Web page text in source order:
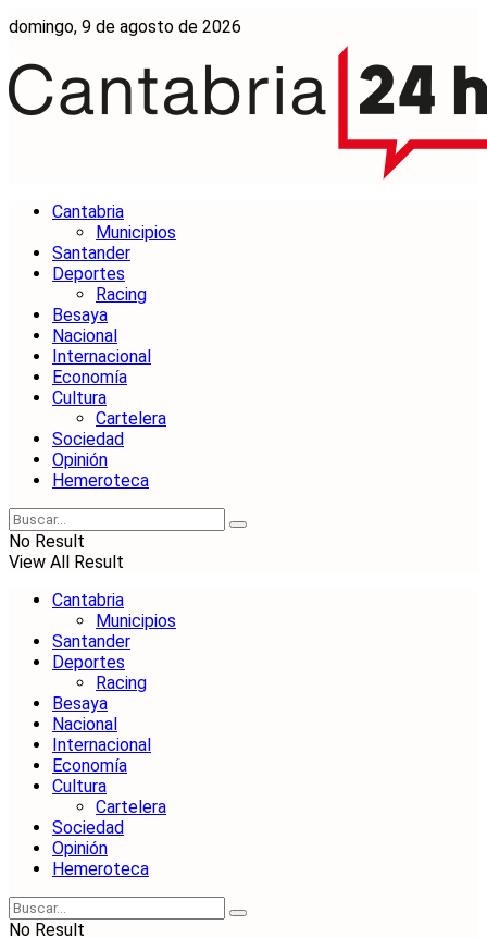
domingo, 9 de agosto de 2026
Cantabria
Municipios
Santander
Deportes
Racing
Besaya
Nacional
Internacional
Economía
Cultura
Cartelera
Sociedad
Opinión
Hemeroteca
No Result
View All Result
Cantabria
Municipios
Santander
Deportes
Racing
Besaya
Nacional
Internacional
Economía
Cultura
Cartelera
Sociedad
Opinión
Hemeroteca
No Result